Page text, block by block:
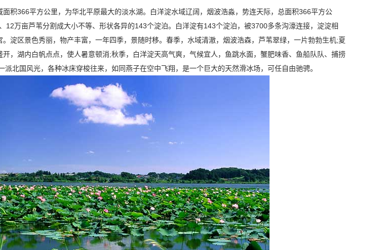
面积366平方公里，为华北平原最大的淡水湖。白洋淀水域辽阔，烟波浩淼，势连天际，总面积366平方公
12万亩芦苇分割成大小不等、形状各异的143个淀泊。白洋淀有143个淀泊，被3700多条沟濠连接，淀淀相
淀区景色秀丽，物产丰富，一年四季，景随时移。春季，水域清澈，烟波浩森，芦苇翠绿，一片勃勃生机;夏
，湖内白帆点点，使人暑意顿消;秋季，白洋淀天高气爽，气候宜人，鱼跳水面，蟹肥味香、鱼船队队、捕捞
北国风光，各种冰床穿梭往来，如同燕子在空中飞翔，是一个巨大的天然滑冰场，可任自由驰骋。